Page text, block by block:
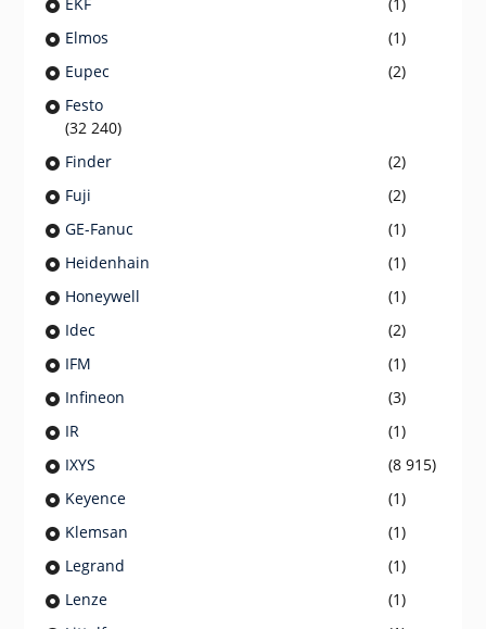
Elmos
(1)
Eupec
(2)
Festo
(32 240)
Finder
(2)
Fuji
(2)
GE-Fanuc
(1)
Heidenhain
(1)
Honeywell
(1)
Idec
(2)
IFM
(1)
Infineon
(3)
IR
(1)
IXYS
(8 915)
Keyence
(1)
Klemsan
(1)
Legrand
(1)
Lenze
(1)